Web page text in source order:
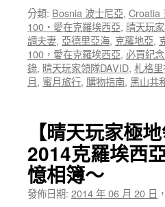
到
超
級
市
場
敗
中
分類: Bosnia 波士尼亞, Croatia
100‧愛在克羅埃西亞, 晴天玩
調夫妻, 亞德里亞海, 克羅地亞,
100，愛在克羅埃西亞, 必買紀
錄, 晴天玩家領隊DAVID, 札格
月, 蜜月旅行, 購物指南, 黑山共
【晴天玩家極
2014克羅埃西
憶相簿～
發佈日期: 2014 年 06 月 20 日 ，